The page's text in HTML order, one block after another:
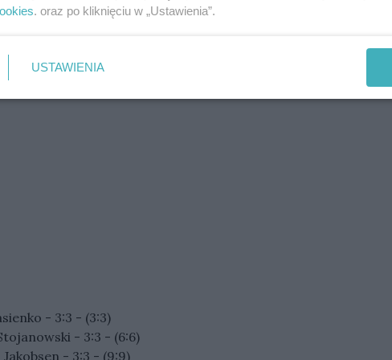
- 3:3 - (3:3)
- 3:3 - (6:6)
Jakobsen - 3:3 - (9:9)
. oraz po kliknięciu w „Ustawienia”.
USTAWIENIA